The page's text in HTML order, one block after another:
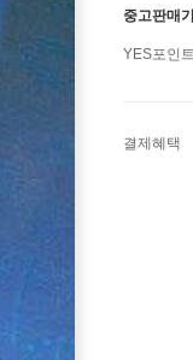
중고판매
YES포인트
결제혜택